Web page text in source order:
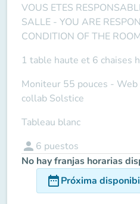
VOUS ETES
SALLE - YOU ARE
CONDITION OF THE ROOM
1 table haute et 6 chaises
Moniteur 55 pouces - Web
collab Solstice
Tableau blanc
person 6 puestos
No hay franjas horarias
date_rangePróxima